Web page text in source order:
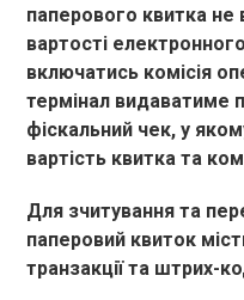
паперового квитка не
вартості
включатись комісія
термінал видаватиме
фіскальний чек, у
вартість квитка та
Для зчитування та
паперовий квиток
транзакції та штрих-